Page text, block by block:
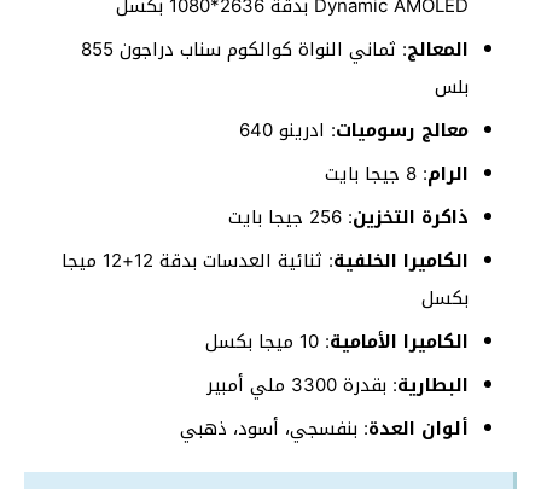
المعالج
: ثماني النواة كوالكوم سناب دراجون 855
بلس
معالج رسوميات: ادرينو 640
الرام: 8 جيجا بايت
ذاكرة التخزين: 256 جيجا بايت
الكاميرا الخلفية
: ثنائية العدسات بدقة 12+12 ميجا
بكسل
الكاميرا الأمامية: 10 ميجا بكسل
البطارية: بقدرة 3300 ملي أمبير
ألوان العدة: بنفسجي، أسود، ذهبي